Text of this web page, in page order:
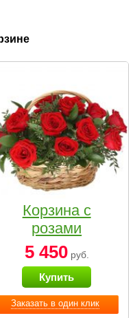
Заказать в один клик
Корзина с
розами
«Красный
Париж»
5 450руб.
Купить